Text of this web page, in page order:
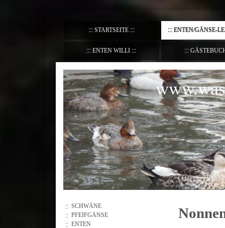
STARTSEITE ENTEN/GÄNSE-
ENTEN WILLI
SCHWÄNE
PFEIFGÄNSE
ENTEN